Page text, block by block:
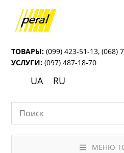
ТОВАРЫ: (099) 423-51-13,(068)
УСЛУГИ: (097) 487-18-70
UA RU
МЕНЮ